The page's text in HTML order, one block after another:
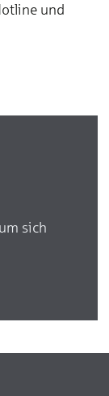
und
sich